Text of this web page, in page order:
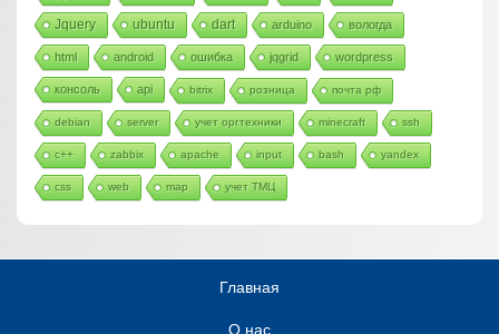
Jquery ubuntu dart arduino вологда
html android ошибка jqgrid wordpress
консоль api bitrix розница почта рф
debian server учет оргтехники minecraft ssh
c++ zabbix apache input bash yandex
css web map учет ТМЦ
Главная
О нас